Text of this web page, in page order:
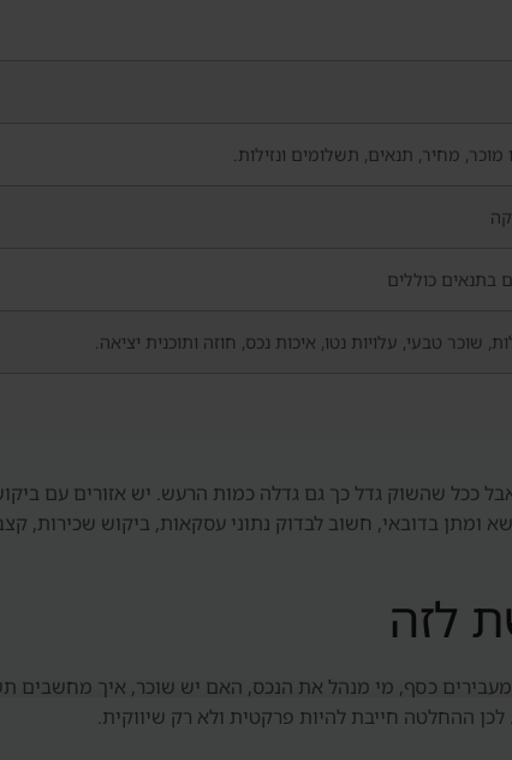
מוכר, מחיר, תנאים, תשלומים ונזילות.
בתנאים כוללים
שוכר טבעי, עלויות נטו, איכות נכס, חוזה ותוכנית יציאה.
ככל שהשוק גדל כך גם גדלה כמות הרעש. יש אזורים עם
בדובאי, חשוב לבדוק נתוני עסקאות, ביקוש שכירות, קצב
לזה
כסף, מי מנהל את הנכס, האם יש שוכר, איך מחשבים
ההחלטה חייבת להיות פרקטית ולא רק שיווקית.